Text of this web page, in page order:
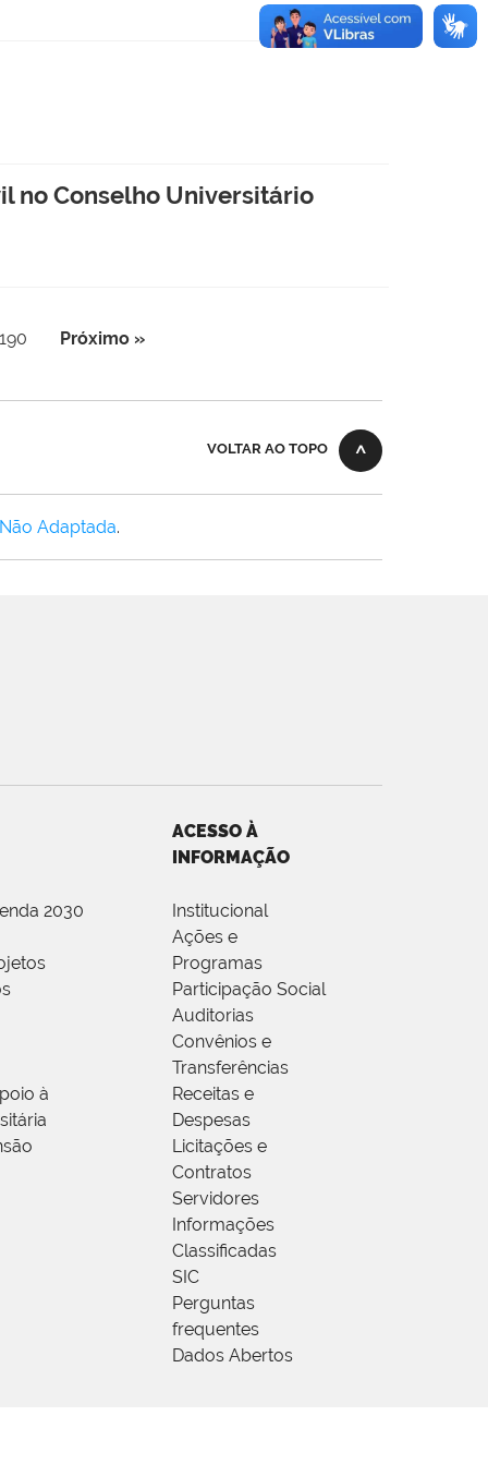
no Conselho Universitário
190 Próximo »
VOLTAR AO TOPO
Adaptada.
2030
à
ACESSO À
INFORMAÇÃO
Institucional
Ações e
Programas
Participação Social
Auditorias
Convênios e
Transferências
Receitas e
Despesas
Licitações e
Contratos
Servidores
Informações
Classificadas
SIC
Perguntas
frequentes
Dados Abertos